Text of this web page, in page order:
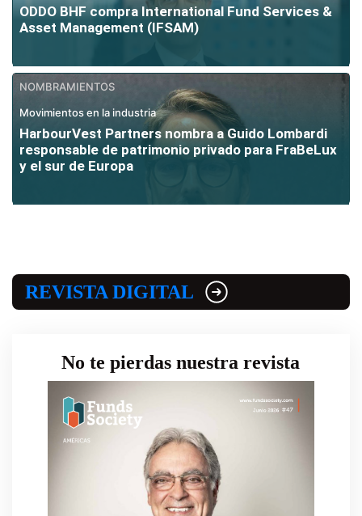
ODDO BHF compra International Fund Services &
Asset Management (IFSAM)
NOMBRAMIENTOS
Movimientos en la industria
HarbourVest Partners nombra a Guido Lombardi
responsable de patrimonio privado para FraBeLux
y el sur de Europa
REVISTA DIGITAL
No te pierdas nuestra revista